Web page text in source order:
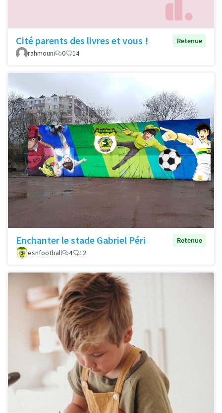
Cité parents des livres et vous !
Retenue
rahmouni
0 14
Enchanter le stade Gabriel Péri
Retenue
esnfootball
4 12